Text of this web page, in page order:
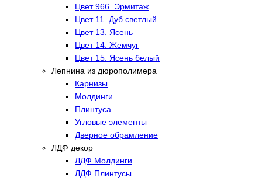
Цвет 966. Эрмитаж
Цвет 11. Дуб светлый
Цвет 13. Ясень
Цвет 14. Жемчуг
Цвет 15. Ясень белый
Лепнина из дюрополимера
Карнизы
Молдинги
Плинтуса
Угловые элементы
Дверное обрамление
ЛДФ декор
ЛДФ Молдинги
ЛДФ Плинтусы